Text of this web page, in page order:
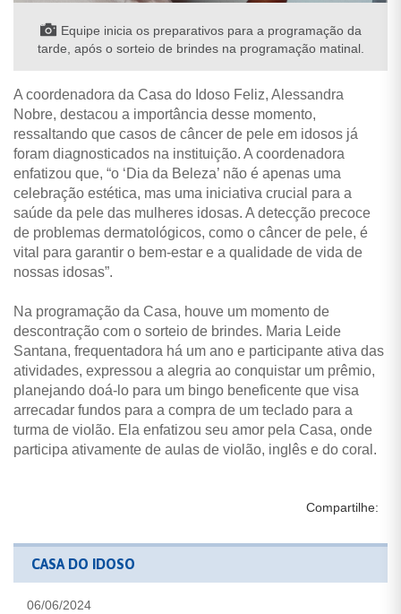
Equipe inicia os preparativos para a programação da
tarde, após o sorteio de brindes na programação matinal.
A coordenadora da Casa do Idoso Feliz, Alessandra
Nobre, destacou a importância desse momento,
ressaltando que casos de câncer de pele em idosos já
foram diagnosticados na instituição. A coordenadora
enfatizou que, “o ‘Dia da Beleza’ não é apenas uma
celebração estética, mas uma iniciativa crucial para a
saúde da pele das mulheres idosas. A detecção precoce
de problemas dermatológicos, como o câncer de pele, é
vital para garantir o bem-estar e a qualidade de vida de
nossas idosas”.
Na programação da Casa, houve um momento de
descontração com o sorteio de brindes. Maria Leide
Santana, frequentadora há um ano e participante ativa das
atividades, expressou a alegria ao conquistar um prêmio,
planejando doá-lo para um bingo beneficente que visa
arrecadar fundos para a compra de um teclado para a
turma de violão. Ela enfatizou seu amor pela Casa, onde
participa ativamente de aulas de violão, inglês e do coral.
Compartilhe:
CASA DO IDOSO
06/06/2024